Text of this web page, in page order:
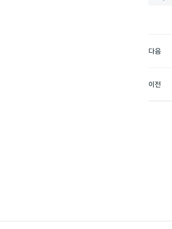
다음
이전